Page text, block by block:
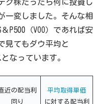
ク株だったら何に投資し
一変しました。そんな相
P500（VOO）であれば安
見てもダウ平均と
となっています。
近の配当利
回り
平均取得単価
に対する配当利